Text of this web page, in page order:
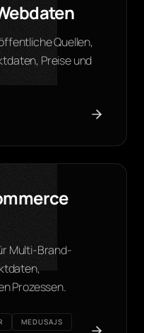
Quellen,
Preise und
Multi-Brand-
Prozessen.
MEDUSAJS